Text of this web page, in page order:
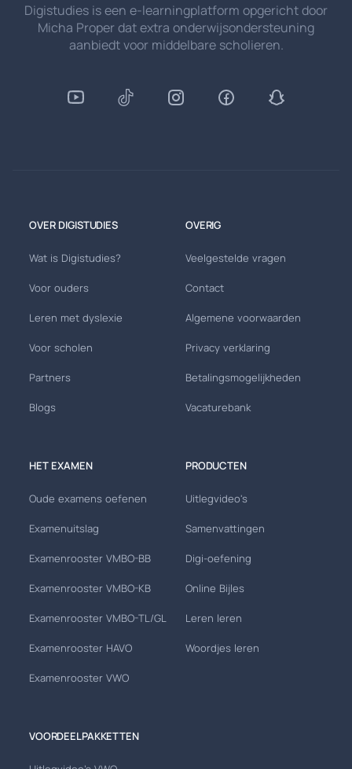
Digistudies is een e-learningplatform opgericht door
Micha Proper dat extra onderwijsondersteuning
aanbiedt voor middelbare scholieren.
OVER DIGISTUDIES
Wat is Digistudies?
Voor ouders
Leren met dyslexie
Voor scholen
Partners
Blogs
OVERIG
Veelgestelde vragen
Contact
Algemene voorwaarden
Privacy verklaring
Betalingsmogelijkheden
Vacaturebank
HET EXAMEN
Oude examens oefenen
Examenuitslag
Examenrooster VMBO-BB
Examenrooster VMBO-KB
Examenrooster VMBO-TL/GL
Examenrooster HAVO
Examenrooster VWO
PRODUCTEN
Uitlegvideo's
Samenvattingen
Digi-oefening
Online Bijles
Leren leren
Woordjes leren
VOORDEELPAKKETTEN